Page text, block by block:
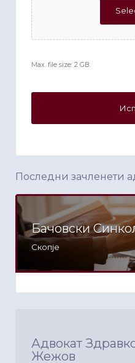
Max. file size: 2 GB.
Последни зачленети
Бачовски
Скопје
Адвокат
Жежов